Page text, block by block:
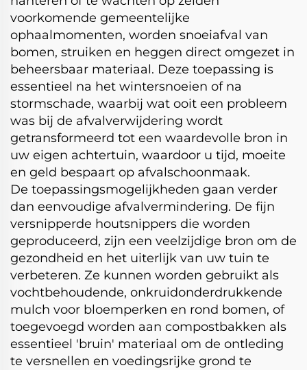
voorkomende gemeentelijke
ophaalmomenten, worden snoeiafval van
bomen, struiken en heggen direct omgezet in
beheersbaar materiaal. Deze toepassing is
essentieel na het wintersnoeien of na
stormschade, waarbij wat ooit een probleem
was bij de afvalverwijdering wordt
getransformeerd tot een waardevolle bron in
uw eigen achtertuin, waardoor u tijd, moeite
en geld bespaart op afvalschoonmaak.
De toepassingsmogelijkheden gaan verder
dan eenvoudige afvalvermindering. De fijn
versnipperde houtsnippers die worden
geproduceerd, zijn een veelzijdige bron om de
gezondheid en het uiterlijk van uw tuin te
verbeteren. Ze kunnen worden gebruikt als
vochtbehoudende, onkruidonderdrukkende
mulch voor bloemperken en rond bomen, of
toegevoegd worden aan compostbakken als
essentieel 'bruin' materiaal om de ontleding
te versnellen en voedingsrijke grond te